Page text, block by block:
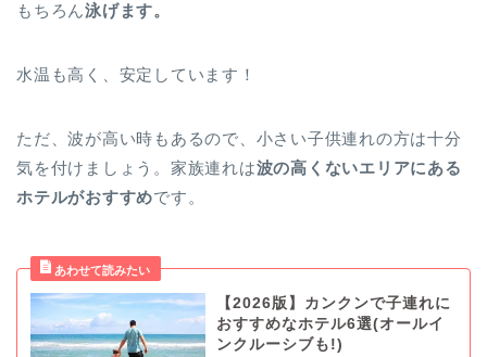
もちろん泳げます。
水温も高く、安定しています！
ただ、波が高い時もあるので、小さい子供連れの方は十分
気を付けましょう。家族連れは波の高くないエリアにある
ホテルがおすすめです。
【2026版】カンクンで子連れに
おすすめなホテル6選(オールイ
ンクルーシブも!)